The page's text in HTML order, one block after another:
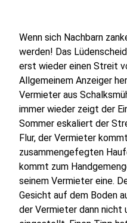
Wenn sich Nachbarn
werden! Das
erst wieder einen Streit
Allgemeinem Anzeiger
Vermieter aus
immer wieder zeigt der
Sommer eskaliert der
Flur, der Vermieter
zusammengefegten
kommt zum
seinem Vermieter eine.
Gesicht auf dem Boden
der Vermieter dann nicht